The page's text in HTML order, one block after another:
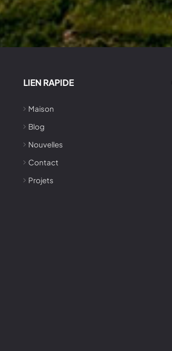
LIEN RAPIDE
Maison
Blog
Nouvelles
Contact
Projets